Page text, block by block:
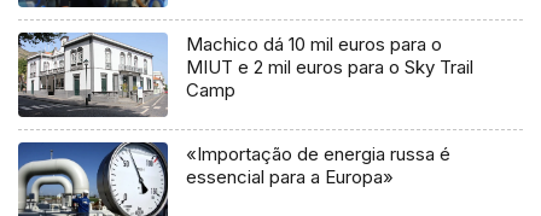
Machico dá 10 mil euros para o
MIUT e 2 mil euros para o Sky Trail
Camp
«Importação de energia russa é
essencial para a Europa»